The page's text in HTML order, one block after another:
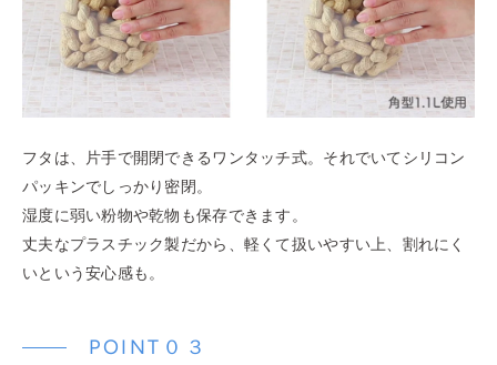
フタは、片手で開閉できるワンタッチ式。それでいてシリコン
パッキンでしっかり密閉。
湿度に弱い粉物や乾物も保存できます。
丈夫なプラスチック製だから、軽くて扱いやすい上、割れにく
いという安心感も。
POINT０３